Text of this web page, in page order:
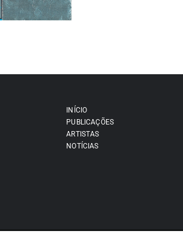
INÍCIO
PUBLICAÇÕES
ARTISTAS
NOTÍCIAS